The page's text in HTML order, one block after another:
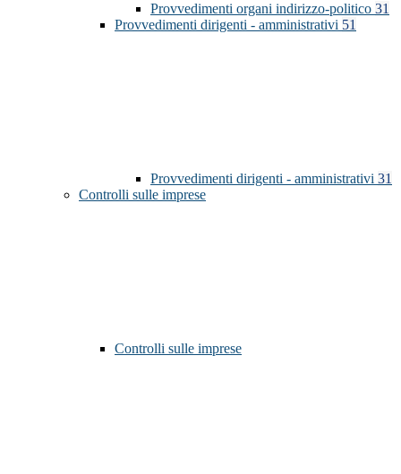
Provvedimenti organi indirizzo-politico 31
Provvedimenti dirigenti - amministrativi 51
Provvedimenti dirigenti - amministrativi 31
Controlli sulle imprese
Controlli sulle imprese